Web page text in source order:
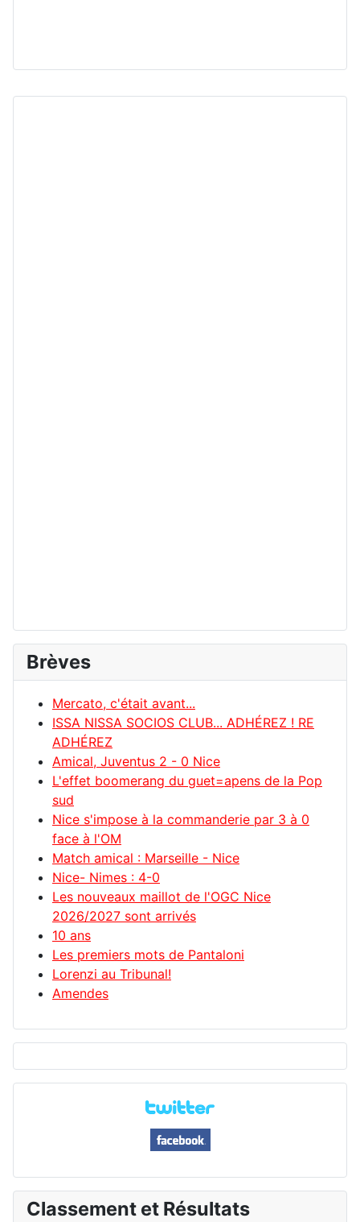
Brèves
Mercato, c'était avant...
ISSA NISSA SOCIOS CLUB... ADHÉREZ ! RE
ADHÉREZ
Amical, Juventus 2 - 0 Nice
L'effet boomerang du guet=apens de la Pop
sud
Nice s'impose à la commanderie par 3 à 0
face à l'OM
Match amical : Marseille - Nice
Nice- Nimes : 4-0
Les nouveaux maillot de l'OGC Nice
2026/2027 sont arrivés
10 ans
Les premiers mots de Pantaloni
Lorenzi au Tribunal!
Amendes
Classement et Résultats